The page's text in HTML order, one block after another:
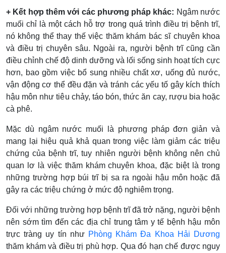
+ Kết hợp thêm với các phương pháp khác: Ngâm nước
muối chỉ là một cách hỗ trợ trong quá trình điều trị bệnh trĩ,
nó không thể thay thế việc thăm khám bác sĩ chuyên khoa
và điều trị chuyên sâu. Ngoài ra, người bệnh trĩ cũng cần
điều chỉnh chế độ dinh dưỡng và lối sống sinh hoạt tích cực
hơn, bao gồm việc bổ sung nhiều chất xơ, uống đủ nước,
vận động cơ thể đều đặn và tránh các yếu tố gây kích thích
hậu môn như tiêu chảy, táo bón, thức ăn cay, rượu bia hoặc
cà phê.
Mặc dù ngâm nước muối là phương pháp đơn giản và
mang lại hiệu quả khả quan trong việc làm giảm các triệu
chứng của bệnh trĩ, tuy nhiên người bệnh không nên chủ
quan lơ là việc thăm khám chuyên khoa, đặc biệt là trong
những trường hợp búi trĩ bị sa ra ngoài hậu môn hoặc đã
gây ra các triệu chứng ở mức độ nghiêm trọng.
Đối với những trường hợp bệnh trĩ đã trở nặng, người bệnh
nên sớm tìm đến các địa chỉ trung tâm y tế bệnh hậu môn
trực tràng uy tín như Phòng Khám Đa Khoa Hải Dương
thăm khám và điều trị phù hợp. Qua đó hạn chế được nguy